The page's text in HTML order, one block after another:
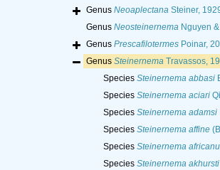
Genus NeoaplectanaSteiner,
Genus NeosteinernemaNguyen &
Genus PrescafilotermesPoinar,
Genus SteinernemaTravassos,
Species Steinernema abbasi
Species Steinernema aciari
Species Steinernema adamsi
Species Steinernema affine
Species Steinernema
Species Steinernema akhursti